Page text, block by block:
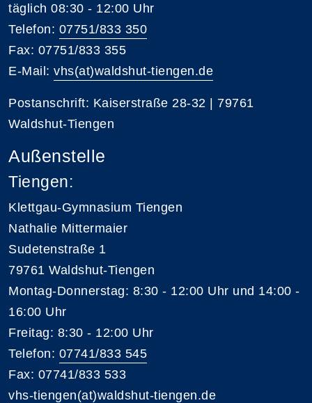
täglich 08:30 - 12:00 Uhr
Telefon: 07751/833 350
Fax: 07751/833 355
E-Mail: vhs(at)waldshut-tiengen.de
Postanschrift: Kaiserstraße 28-32 | 79761
Waldshut-Tiengen
Außenstelle
Tiengen:
Klettgau-Gymnasium Tiengen
Nathalie Mittermaier
Sudetenstraße 1
79761 Waldshut-Tiengen
Montag-Donnerstag: 8:30 - 12:00 Uhr und 14:00 -
16:00 Uhr
Freitag: 8:30 - 12:00 Uhr
Telefon: 07741/833 545
Fax: 07741/833 533
vhs-tiengen(at)waldshut-tiengen.de